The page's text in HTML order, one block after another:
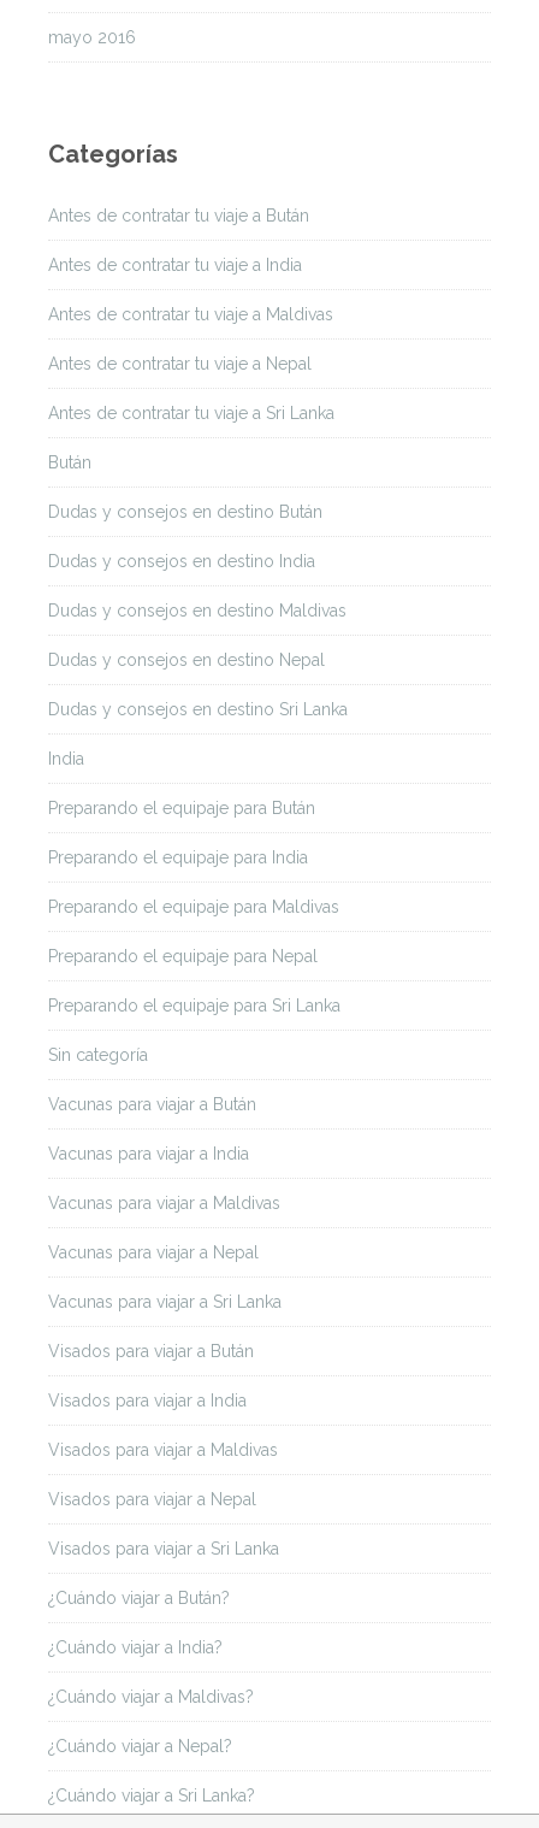
mayo 2016
Categorías
Antes de contratar tu viaje a Bután
Antes de contratar tu viaje a India
Antes de contratar tu viaje a Maldivas
Antes de contratar tu viaje a Nepal
Antes de contratar tu viaje a Sri Lanka
Bután
Dudas y consejos en destino Bután
Dudas y consejos en destino India
Dudas y consejos en destino Maldivas
Dudas y consejos en destino Nepal
Dudas y consejos en destino Sri Lanka
India
Preparando el equipaje para Bután
Preparando el equipaje para India
Preparando el equipaje para Maldivas
Preparando el equipaje para Nepal
Preparando el equipaje para Sri Lanka
Sin categoría
Vacunas para viajar a Bután
Vacunas para viajar a India
Vacunas para viajar a Maldivas
Vacunas para viajar a Nepal
Vacunas para viajar a Sri Lanka
Visados para viajar a Bután
Visados para viajar a India
Visados para viajar a Maldivas
Visados para viajar a Nepal
Visados para viajar a Sri Lanka
¿Cuándo viajar a Bután?
¿Cuándo viajar a India?
¿Cuándo viajar a Maldivas?
¿Cuándo viajar a Nepal?
¿Cuándo viajar a Sri Lanka?